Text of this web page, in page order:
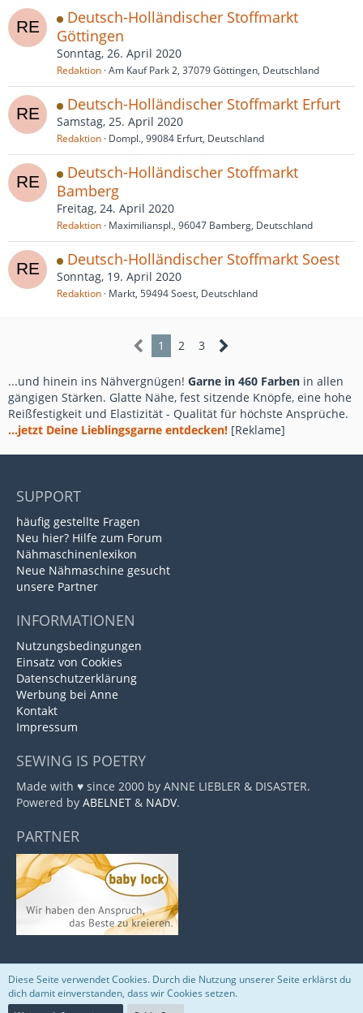
Deutsch-Holländischer Stoffmarkt
Göttingen
Sonntag, 26. April 2020
Redaktion Am Kauf Park 2, 37079 Göttingen, Deutschland
Deutsch-Holländischer Stoffmarkt Erfurt
Samstag, 25. April 2020
Redaktion Dompl., 99084 Erfurt, Deutschland
Deutsch-Holländischer Stoffmarkt
Bamberg
Freitag, 24. April 2020
Redaktion Maximilianspl., 96047 Bamberg, Deutschland
Deutsch-Holländischer Stoffmarkt Soest
Sonntag, 19. April 2020
Redaktion Markt, 59494 Soest, Deutschland
1 2 3
...und hinein ins Nähvergnügen! Garne in 460 Farben in allen
gängigen Stärken. Glatte Nähe, fest sitzende Knöpfe, eine hohe
Reißfestigkeit und Elastizität - Qualität für höchste Ansprüche.
...jetzt Deine Lieblingsgarne entdecken! [Reklame]
SUPPORT
häufig gestellte Fragen
Neu hier? Hilfe zum Forum
Nähmaschinenlexikon
Neue Nähmaschine gesucht
unsere Partner
INFORMATIONEN
Nutzungsbedingungen
Einsatz von Cookies
Datenschutzerklärung
Werbung bei Anne
Kontakt
Impressum
SEWING IS POETRY
Made with ♥ since 2000 by ANNE LIEBLER & DISASTER.
Powered by ABELNET & NADV.
PARTNER
Community-Software:WoltLab Suite™
Diese Seite verwendet Cookies. Durch die Nutzung unserer Seite erklärst du
dich damit einverstanden, dass wir Cookies setzen.